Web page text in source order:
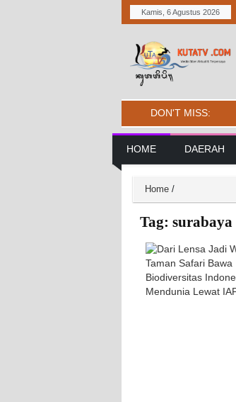
Kamis, 6 Agustus 2026
DON'T MISS:
Main Navigation
HOME DAERAH
Home /
Tag: surabaya